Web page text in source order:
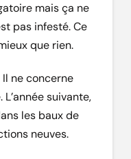
mais ça ne
pas infesté. Ce
que rien.
Il ne concerne
suivante,
les baux de
neuves.